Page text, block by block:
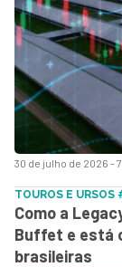
30 de julho de 2026 -
TOUROS E URSOS
Como a
Buffet e está
brasileiras